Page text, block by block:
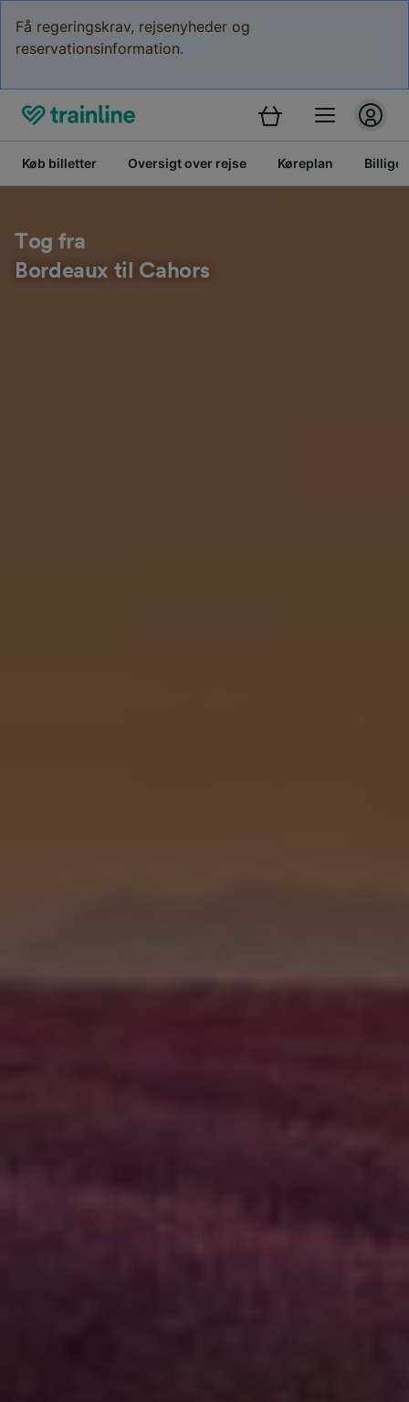
Få regeringskrav, rejsenyheder og
reservationsinformation.
Køb billetter Oversigt over rejse Køreplan Billige
Tog fra
Bordeaux til Cahors